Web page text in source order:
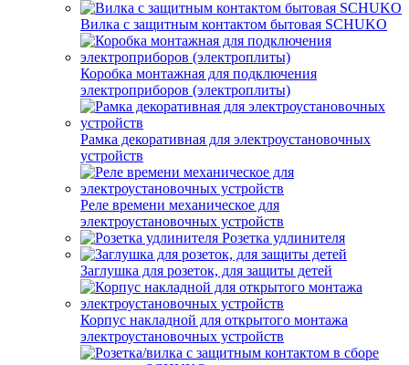
Вилка с защитным контактом бытовая SCHUKO
Коробка монтажная для подключения
электроприборов (электроплиты)
Рамка декоративная для электроустановочных
устройств
Реле времени механическое для
электроустановочных устройств
Розетка удлинителя
Заглушка для розеток, для защиты детей
Корпус накладной для открытого монтажа
электроустановочных устройств